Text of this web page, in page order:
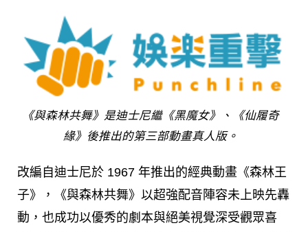
《與森林共舞》是迪士尼繼《黑魔女》、《仙履奇
緣》後推出的第三部動畫真人版。
改編自迪士尼於 1967 年推出的經典動畫《森林王
子》，《與森林共舞》以超強配音陣容未上映先轟
動，也成功以優秀的劇本與絕美視覺深受觀眾喜